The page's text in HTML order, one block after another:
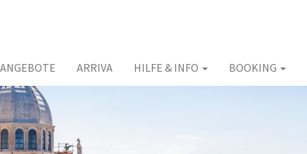
ANGEBOTE ARRIVA HILFE & INFO BOOKING